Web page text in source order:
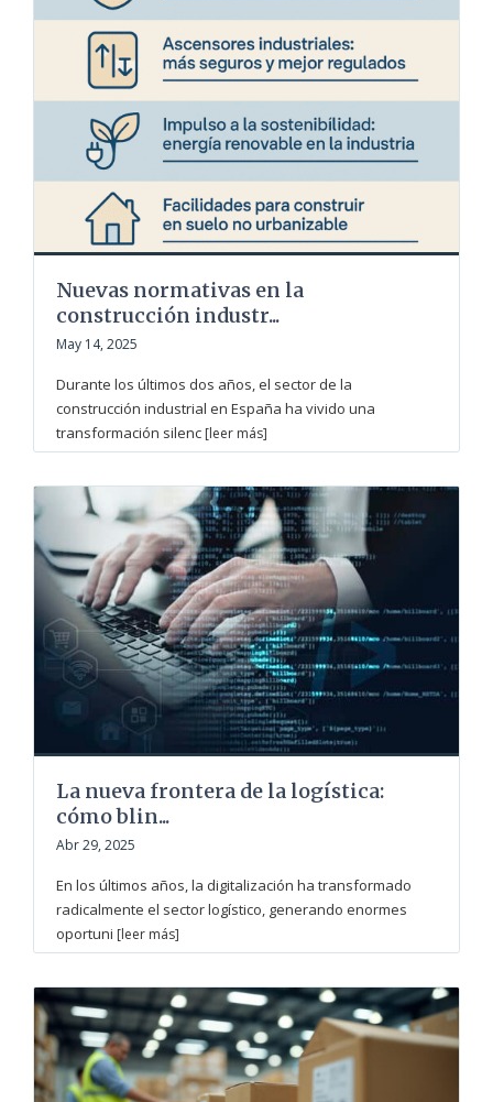
Nuevas normativas en la
construcción industr...
May 14, 2025
Durante los últimos dos años, el sector de la
construcción industrial en España ha vivido una
transformación silenc [leer más]
La nueva frontera de la logística:
cómo blin...
Abr 29, 2025
En los últimos años, la digitalización ha transformado
radicalmente el sector logístico, generando enormes
oportuni [leer más]